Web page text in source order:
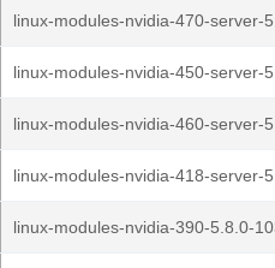
linux-modules-nvidia-470-server-
linux-modules-nvidia-450-server-
linux-modules-nvidia-460-server-
linux-modules-nvidia-418-server-
linux-modules-nvidia-390-5.8.0-